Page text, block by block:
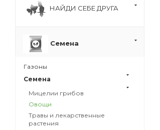
НАЙДИ СЕБЕ ДРУГА
Семена
Газоны
Семена
Мицелии грибов
Овощи
Травы и лекарственные
растения